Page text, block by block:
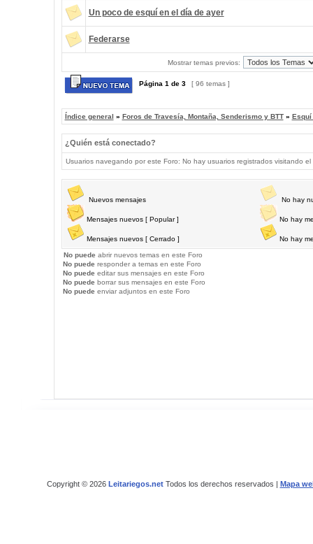
Un poco de esquí en el día de ayer
Federarse
Mostrar temas previos:
Página 1 de 3 [ 96 temas ]
Índice general » Foros de Travesía, Montaña, Senderismo y BTT» Esquí
¿Quién está conectado?
Usuarios navegando por este Foro: No hay usuarios registrados visitando
Nuevos mensajes
Mensajes nuevos [ Popular ]
Mensajes nuevos [ Cerrado ]
No hay
No hay
No hay
No puede abrir nuevos temas en este Foro
No puede responder a temas en este Foro
No puede editar sus mensajes en este Foro
No puede borrar sus mensajes en este Foro
No puede enviar adjuntos en este Foro
Copyright © 2026 Leitariegos.netTodos los derechos reservados | Mapa